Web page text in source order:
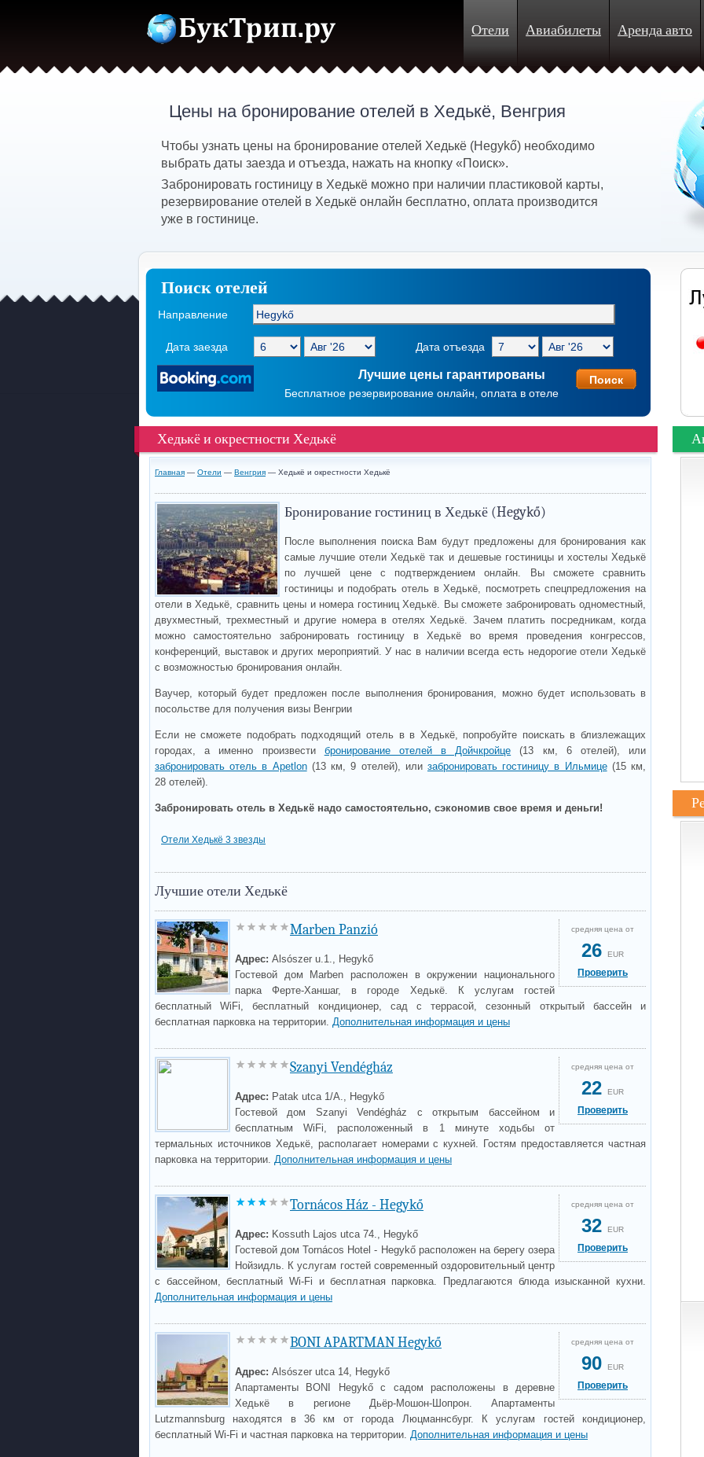
Отели Авиабилеты Аренда авто
Цены на бронирование отелей в Хедькё, Венгрия
Чтобы узнать цены на бронирование отелей Хедькё (Hegykő) необходимо
выбрать даты заезда и отъезда, нажать на кнопку «Поиск».
Забронировать гостиницу в Хедькё можно при наличии пластиковой карты,
резервирование отелей в Хедькё онлайн бесплатно, оплата производится
уже в гостинице.
Поиск отелей
Направление
Дата заезда Дата отъезда
Лучшие цены гарантированы
Бесплатное резервирование онлайн, оплата в отеле
Хедькё и окрестности Хедькё
Главная — Отели — Венгрия — Хедькё и окрестности Хедькё
Бронирование гостиниц в Хедькё (Hegykő)
После выполнения поиска Вам будут предложены для бронирования как
самые лучшие отели Хедькё так и дешевые гостиницы и хостелы Хедькё
по лучшей цене с подтверждением онлайн. Вы сможете сравнить
гостиницы и подобрать отель в Хедькё, посмотреть спецпредложения на
отели в Хедькё, сравнить цены и номера гостиниц Хедькё. Вы сможете забронировать одноместный,
двухместный, трехместный и другие номера в отелях Хедькё. Зачем платить посредникам, когда
можно самостоятельно забронировать гостиницу в Хедькё во время проведения конгрессов,
конференций, выставок и других мероприятий. У нас в наличии всегда есть недорогие отели Хедькё
с возможностью бронирования онлайн.
Ваучер, который будет предложен после выполнения бронирования, можно будет использовать в
посольстве для получения визы Венгрии
Если не сможете подобрать подходящий отель в в Хедькё, попробуйте поискать в близлежащих
городах, а именно произвести бронирование отелей в Дойчкройце (13 км, 6 отелей), или
забронировать отель в Apetlon(13 км, 9 отелей), или забронировать гостиницу в Ильмице(15 км,
28 отелей).
Забронировать отель в Хедькё надо самостоятельно, сэкономив свое время и деньги!
Отели Хедькё 3 звезды
Лучшие отели Хедькё
средняя цена от
26 EUR
Проверить
Marben Panzió
Адрес: Alsószer u.1., Hegykő
Гостевой дом Marben расположен в окружении национального
парка Ферте-Ханшаг, в городе Хедькё. К услугам гостей
бесплатный WiFi, бесплатный кондиционер, сад с террасой, сезонный открытый бассейн и
бесплатная парковка на территории. Дополнительная информация и цены
средняя цена от
22 EUR
Проверить
Szanyi Vendégház
Адрес: Patak utca 1/A., Hegykő
Гостевой дом Szanyi Vendégház с открытым бассейном и
бесплатным WiFi, расположенный в 1 минуте ходьбы от
термальных источников Хедькё, располагает номерами с кухней. Гостям предоставляется частная
парковка на территории. Дополнительная информация и цены
средняя цена от
32 EUR
Проверить
Tornácos Ház - Hegykő
Адрес: Kossuth Lajos utca 74., Hegykő
Гостевой дом Tornácos Hotel - Hegykő расположен на берегу озера
Нойзидль. К услугам гостей современный оздоровительный центр
с бассейном, бесплатный Wi-Fi и бесплатная парковка. Предлагаются блюда изысканной кухни.
Дополнительная информация и цены
средняя цена от
90 EUR
Проверить
BONI APARTMAN Hegykő
Адрес: Alsószer utca 14, Hegykő
Апартаменты BONI Hegykő с садом расположены в деревне
Хедькё в регионе Дьёр-Мошон-Шопрон. Апартаменты
Lutzmannsburg находятся в 36 км от города Люцманнсбург. К услугам гостей кондиционер,
бесплатный Wi-Fi и частная парковка на территории. Дополнительная информация и цены